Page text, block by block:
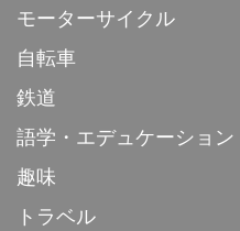
モーターサイクル
自転車
鉄道
語学・エデュケーション
趣味
トラベル